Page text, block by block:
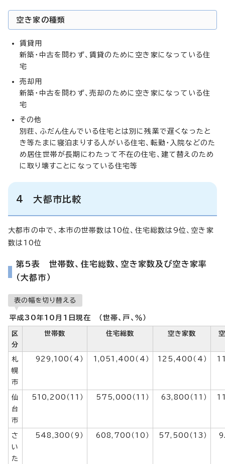
空き家の種類
賃貸用
新築・中古を問わず、賃貸のために空き家になっている住
宅
売却用
新築・中古を問わず、売却のために空き家になっている住
宅
その他
別荘、ふだん住んでいる住宅とは別に残業で遅くなったと
き等たまに寝泊まりする人がいる住宅、転勤・入院などのた
め居住世帯が長期にわたって不在の住宅、建て替えのため
に取り壊すことになっている住宅等
4 大都市比較
大都市の中で、本市の世帯数は10位、住宅総数は9位、空き家
数は10位
第5表 世帯数、住宅総数、空き家数及び空き家率
（大都市）
表の幅を切り替える
平成30年10月1日現在 （世帯、戸、％）
区
分
世帯数 住宅総数 空き家数
札
幌
市
929,100（4） 1,051,400（4） 125,400（4）
仙
台
市
510,200（11） 575,000（11） 63,800（11）
さ
い
た
548,300（9） 608,700（10） 57,500（13）